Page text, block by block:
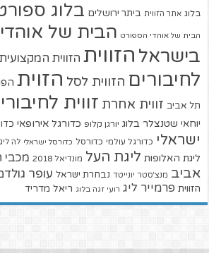
בלוג אתר הזווית ביתר ירושלים בלוג
הבית של אוהדי הספורט הבית של
בישראל הזווית הזווית המקצועית
לחיבורים הזווית לסל הזוית
תל אביב זווית אחרת זווית
יוחאי שטנצלר בלוג יורגן קלופ כדורגל אירופאי
ישראלי כדורגל עולמי כדורסל כדורסל ישראלי לה
ליגת האלופות ליגת העל מונדיאל 2018 מכבי
אביב מנצ'סטר יונייטד נבחרת ישראל עופר
הזווית פרמייר ליג רועי זגה בלוג ריאל מדריד